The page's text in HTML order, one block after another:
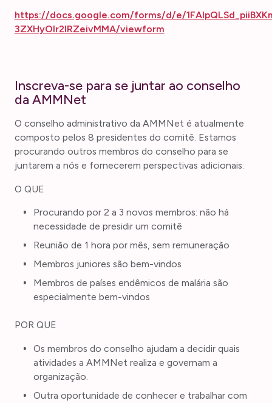
https://docs.google.com/forms/d/e/
3ZXHyOIr2IRZeivMMA/viewform
Inscreva-se para se juntar ao conselho
da AMMNet
O conselho administrativo da AMMNet é atualmente
composto pelos 8 presidentes do comitê. Estamos
procurando outros membros do conselho para se
juntarem a nós e fornecerem perspectivas adicionais:
O QUE
Procurando por 2 a 3 novos membros: não há
necessidade de presidir um comitê
Reunião de 1 hora por mês, sem remuneração
Membros juniores são bem-vindos
Membros de países endêmicos de malária são
especialmente bem-vindos
POR QUE
Os membros do conselho ajudam a decidir quais
atividades a AMMNet realiza e governam a
organização.
Outra oportunidade de conhecer e trabalhar com